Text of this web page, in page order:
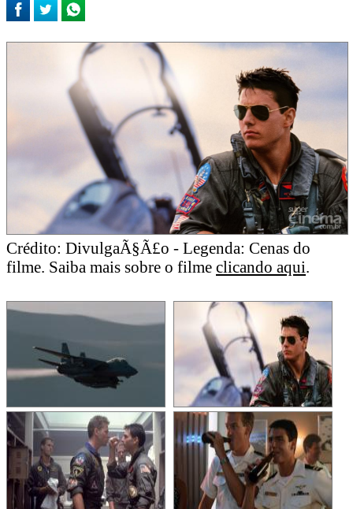
Crédito: DivulgaÃ§Ã£o - Legenda: Cenas do
filme. Saiba mais sobre o filme clicando aqui.